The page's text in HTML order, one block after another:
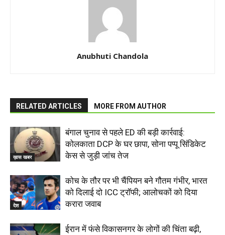
Anubhuti Chandola
RELATED ARTICLES MORE FROM AUTHOR
ख़ास खबर
बंगाल चुनाव से पहले ED की बड़ी कार्रवाई:
कोलकाता DCP के घर छापा, सोना पप्पू सिंडिकेट
केस से जुड़ी जांच तेज
देश
कोच के तौर पर भी चैंपियन बने गौतम गंभीर, भारत
को दिलाई दो ICC ट्रॉफी; आलोचकों को दिया
करारा जवाब
ईरान में फंसे विकासनगर के लोगों की चिंता बढ़ी,